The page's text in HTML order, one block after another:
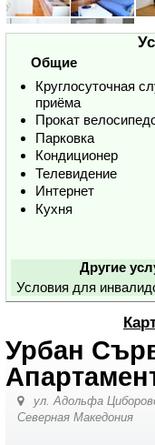
Общие
Круглосуточная
приёма
Прокат
Парковка
Кондиционер
Телевидение
Интернет
Кухня
Другие
Условия для
Урбан
ул. Адольфа
Северная Македония